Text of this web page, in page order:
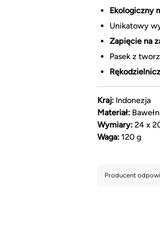
Ekologiczny
Unikatowy
Zapięcie na
Pasek z
Kraj: Indonezja
Materiał:
Wymiary: 24 x
Waga: 120 g